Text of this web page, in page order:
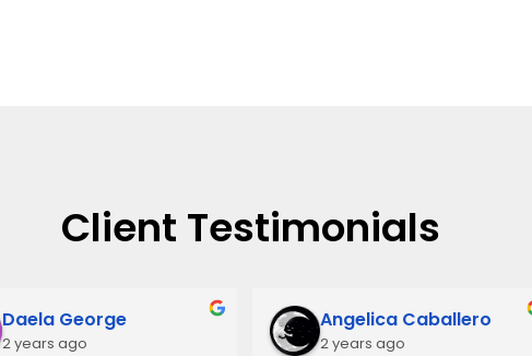
Client Testimonials
Daela George
2 years ago
Angelica Caballero
2 years ago